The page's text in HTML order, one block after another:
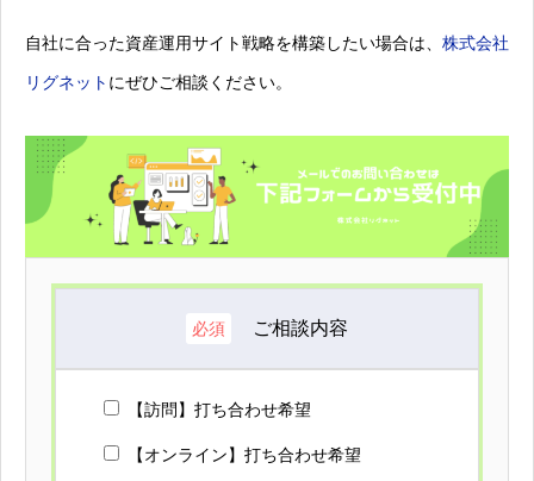
自社に合った資産運用サイト戦略を構築したい場合は、 株式会社
リグネット にぜひご相談ください。
必須 ご相談内容
【訪問】打ち合わせ希望
【オンライン】打ち合わせ希望